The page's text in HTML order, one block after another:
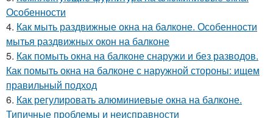
Особенности
4. Как мыть раздвижные окна на балконе. Особенности
мытья раздвижных окон на балконе
5. Как помыть окна на балконе снаружи и без разводов.
Как помыть окна на балконе с наружной стороны: ищем
правильный подход
6. Как регулировать алюминиевые окна на балконе.
Типичные проблемы и неисправности